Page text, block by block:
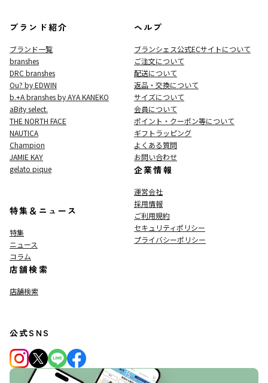
ブランド紹介
ブランド一覧
branshes
DRC branshes
Ou? by EDWIN
b.+A branshes by AYA KANEKO
aBity select.
THE NORTH FACE
NAUTICA
Champion
JAMIE KAY
gelato pique
特集＆ニュース
特集
ニュース
コラム
店舗検索
店舗検索
ヘルプ
ブランシェス公式ECサイトについて
ご注文について
配送について
返品・交換について
サイズについて
会員について
ポイント・クーポン等について
ギフトラッピング
よくある質問
お問い合わせ
企業情報
運営会社
採用情報
ご利用規約
セキュリティポリシー
プライバシーポリシー
公式SNS